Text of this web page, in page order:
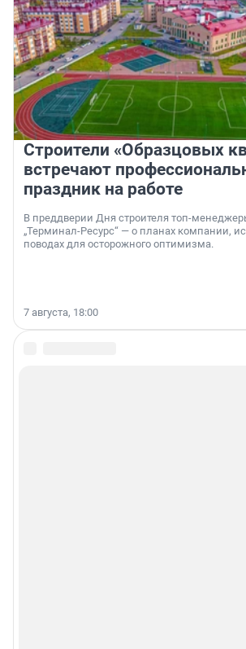
Строители «Образцовых
встречают
праздник на работе
В преддверии Дня строителя топ-
„Терминал-Ресурс“ — о планах компании,
поводах для осторожного оптимизма.
7 августа, 18:00